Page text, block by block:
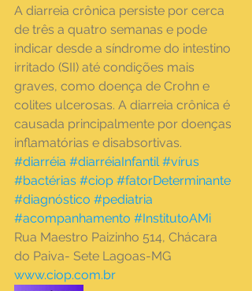
A diarreia crônica persiste por cerca
de três a quatro semanas e pode
indicar desde a síndrome do intestino
irritado (SII) até condições mais
graves, como doença de Crohn e
colites ulcerosas. A diarreia crônica é
causada principalmente por doenças
inflamatórias e disabsortivas.
#diarréia #diarréiaInfantil #vírus
#bactérias #ciop #fatorDeterminante
#diagnóstico #pediatria
#acompanhamento #InstitutoAMi
Rua Maestro Paizinho 514, Chácara
do Paiva- Sete Lagoas-MG
www.ciop.com.br